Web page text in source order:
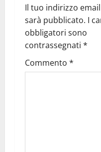
Il tuo indirizzo
sarà pubblicato. I
obbligatori sono
contrassegnati *
Commento *